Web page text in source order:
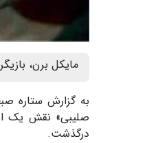
مایکل برن، بازیگر
به گزارش ستاره
درگذشت.